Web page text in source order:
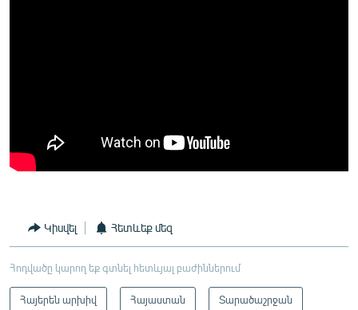
Կիսվել Հետևեք մեզ
Հոդվածը կարող եք գտնել հետևյալ բաժիններում
Հայերեն արխիվ Հայաստան Տարածաշրջան